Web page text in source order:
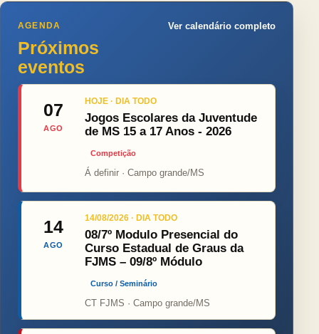
AGENDA
Próximos
eventos
Ver calendário completo
07
AGO
HOJE · DIA TODO
Jogos Escolares da Juventude
de MS 15 a 17 Anos - 2026
Competição
Á definir · Campo grande/MS
14
AGO
14/08/2026 · DIA TODO
08/7º Modulo Presencial do
Curso Estadual de Graus da
FJMS – 09/8º Módulo
Curso / Seminário
CT FJMS · Campo grande/MS